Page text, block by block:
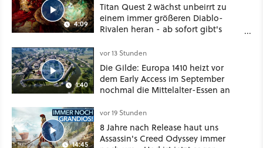
4:09
Titan Quest 2 wächst unbeirrt zu
einem immer größeren Diablo-
Rivalen heran - ab sofort gibt's
Klasse
1:40
vor 13 Stunden
Die Gilde: Europa 1410 heizt vor
dem Early Access im September
nochmal die Mittelalter-Essen an
14:45
vor 19 Stunden
8 Jahre nach Release haut uns
Assassin's Creed Odyssey immer